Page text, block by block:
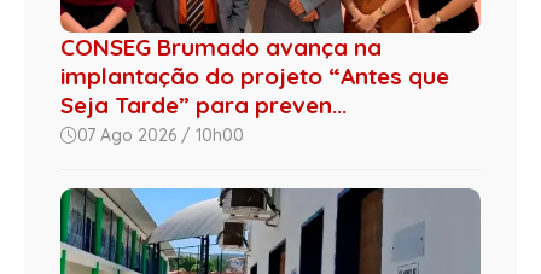
CONSEG Brumado avança na
implantação do projeto “Antes que
Seja Tarde” para preven...
07 Ago 2026 / 10h00